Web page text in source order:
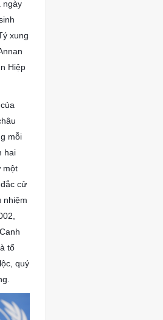
ngày
xung
Hiệp
mỗi
hai
một
cử
nhiệm
tổ
quý